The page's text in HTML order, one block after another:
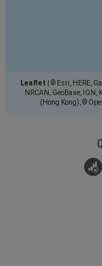
Leaflet
© Esri, HERE,
NRCAN, GeoBase, IGN,
(Hong Kong), ©